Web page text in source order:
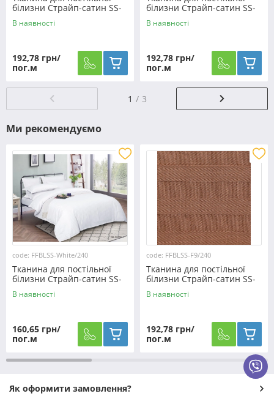
білизни Страйп-сатин SS-
F9/240 (30м)
В наявності
192,78 грн/
пог.м
білизни Страйп-сатин SS-
F7/240 (30м)
В наявності
192,78 грн/
пог.м
1 3
Ми рекомендуємо
code: FFBLSS-White/240
Тканина для постільної
білизни Страйп-сатин SS-
White/240 (50м)
В наявності
160,65 грн/
пог.м
code: FFBLSS-F9/240
Тканина для постільної
білизни Страйп-сатин SS-
F9/240 (30м)
В наявності
192,78 грн/
пог.м
Як оформити замовлення?